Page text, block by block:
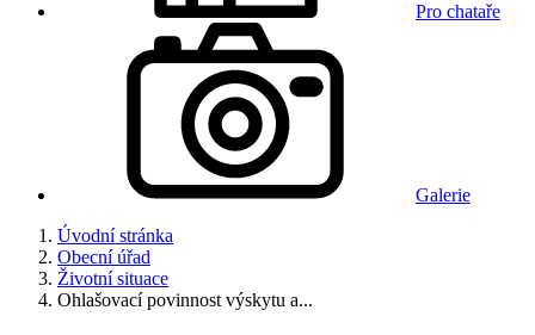
Pro chataře
Galerie
Úvodní stránka
Obecní úřad
Životní situace
Ohlašovací povinnost výskytu a...